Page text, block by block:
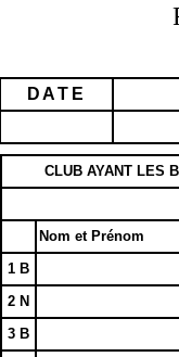
DATE
CLUB AYANT LES
Nom et Prénom
1 B
2 N
3 B